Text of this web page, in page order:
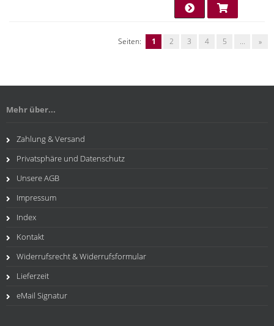
Seiten: 1 2 3 4 5 ... »
Mehr über...
Zahlung & Versand
Privatsphäre und Datenschutz
Unsere AGB
Impressum
Index
Kontakt
Widerrufsrecht & Widerrufsformular
Lieferzeit
eMail Signatur